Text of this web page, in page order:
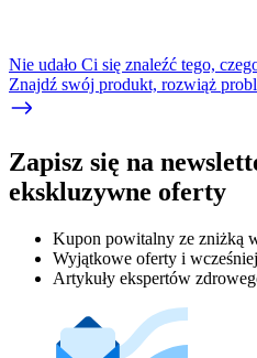
Nie udało Ci się znaleźć tego,
Znajdź swój produkt, rozwiąż
Zapisz się na
ekskluzywne oferty
Kupon powitalny ze zniżką
Wyjątkowe oferty i
Artykuły ekspertów